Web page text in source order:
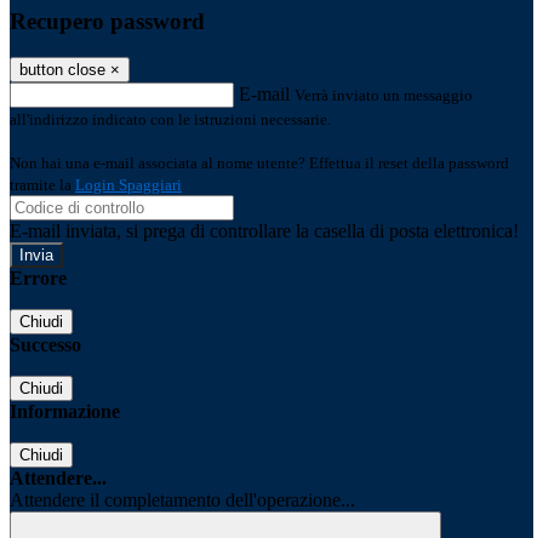
Recupero password
button close ×
E-mail Verrà inviato un messaggio
all'indirizzo indicato con le istruzioni necessarie.
Non hai una e-mail associata al nome utente? Effettua il reset della password
tramite la Login Spaggiari
E-mail inviata, si prega di controllare la casella di posta elettronica!
Errore
Chiudi
Successo
Chiudi
Informazione
Chiudi
Attendere...
Attendere il completamento dell'operazione...